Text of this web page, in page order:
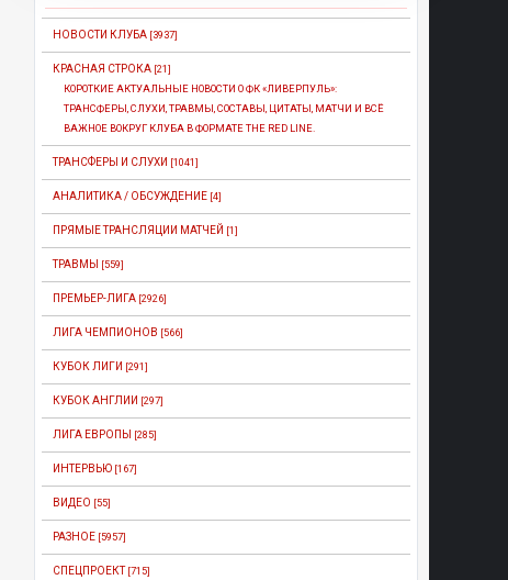
НОВОСТИ КЛУБА [3937]
КРАСНАЯ СТРОКА [21]
КОРОТКИЕ АКТУАЛЬНЫЕ НОВОСТИ О ФК «ЛИВЕРПУЛЬ»:
ТРАНСФЕРЫ, СЛУХИ, ТРАВМЫ, СОСТАВЫ, ЦИТАТЫ, МАТЧИ И ВСЁ
ВАЖНОЕ ВОКРУГ КЛУБА В ФОРМАТЕ THE RED LINE.
ТРАНСФЕРЫ И СЛУХИ [1041]
АНАЛИТИКА / ОБСУЖДЕНИЕ [4]
ПРЯМЫЕ ТРАНСЛЯЦИИ МАТЧЕЙ [1]
ТРАВМЫ [559]
ПРЕМЬЕР-ЛИГА [2926]
ЛИГА ЧЕМПИОНОВ [566]
КУБОК ЛИГИ [291]
КУБОК АНГЛИИ [297]
ЛИГА ЕВРОПЫ [285]
ИНТЕРВЬЮ [167]
ВИДЕО [55]
РАЗНОЕ [5957]
СПЕЦПРОЕКТ [715]